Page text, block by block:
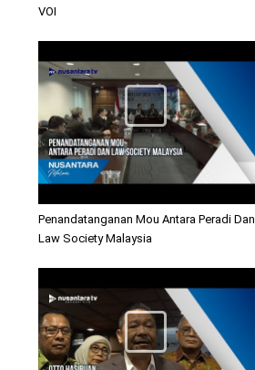
VOI
Penandatanganan Mou Antara Peradi Dan
Law Society Malaysia